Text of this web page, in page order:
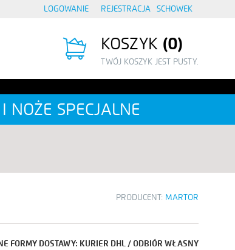
LOGOWANIE REJESTRACJA
KOSZYK 0
TWÓJ KOSZYK JEST PUSTY.
SCHOWEK
NOŻE SPECJALNE
PRODUCENT: MARTOR
FORMY DOSTAWY: KURIER DHL / ODBIÓR WŁASNY